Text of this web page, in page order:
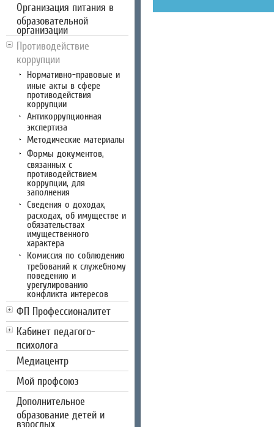
Организация питания в
образовательной
организации
Противодействие
коррупции
Нормативно-правовые и
иные акты в сфере
противодействия
коррупции
Антикоррупционная
экспертиза
Методические материалы
Формы документов,
связанных с
противодействием
коррупции, для
заполнения
Сведения о доходах,
расходах, об имуществе и
обязательствах
имущественного
характера
Комиссия по соблюдению
требований к служебному
поведению и
урегулированию
конфликта интересов
ФП Профессионалитет
Кабинет педагого-
психолога
Медиацентр
Мой профсоюз
Дополнительное
образование детей и
взрослых